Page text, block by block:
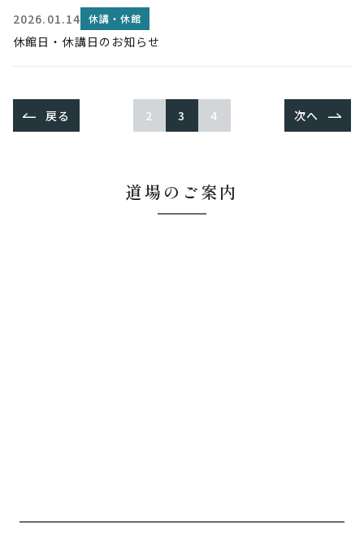
2026.01.14 休講・休館
休館日・休講日のお知らせ
戻る 2 3 4 次へ
道場のご案内